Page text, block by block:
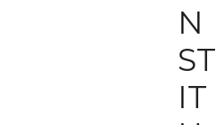
N
ST
IT